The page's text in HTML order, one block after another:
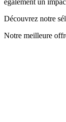
Découvrez notre
Notre meilleure